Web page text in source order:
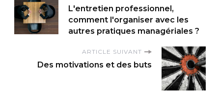
L'entretien professionnel,
comment l'organiser avec les
autres pratiques managériales ?
ARTICLE SUIVANT
Des motivations et des buts